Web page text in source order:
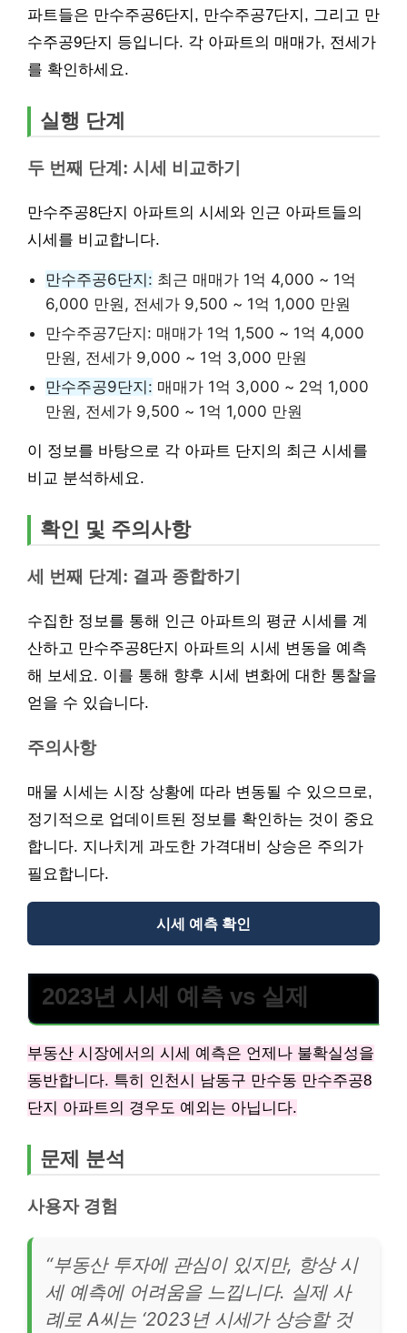
파트들은 만수주공6단지, 만수주공7단지, 그리고 만
수주공9단지 등입니다. 각 아파트의 매매가, 전세가
를 확인하세요.
실행 단계
두 번째 단계: 시세 비교하기
만수주공8단지 아파트의 시세와 인근 아파트들의
시세를 비교합니다.
만수주공6단지: 최근 매매가 1억 4,000 ~ 1억
6,000 만원, 전세가 9,500 ~ 1억 1,000 만원
만수주공7단지: 매매가 1억 1,500 ~ 1억 4,000
만원, 전세가 9,000 ~ 1억 3,000 만원
만수주공9단지: 매매가 1억 3,000 ~ 2억 1,000
만원, 전세가 9,500 ~ 1억 1,000 만원
이 정보를 바탕으로 각 아파트 단지의 최근 시세를
비교 분석하세요.
확인 및 주의사항
세 번째 단계: 결과 종합하기
수집한 정보를 통해 인근 아파트의 평균 시세를 계
산하고 만수주공8단지 아파트의 시세 변동을 예측
해 보세요. 이를 통해 향후 시세 변화에 대한 통찰을
얻을 수 있습니다.
주의사항
매물 시세는 시장 상황에 따라 변동될 수 있으므로,
정기적으로 업데이트된 정보를 확인하는 것이 중요
합니다. 지나치게 과도한 가격대비 상승은 주의가
필요합니다.
시세 예측 확인
2023년 시세 예측 vs 실제
부동산 시장에서의 시세 예측은 언제나 불확실성을
동반합니다. 특히 인천시 남동구 만수동 만수주공8
단지 아파트의 경우도 예외는 아닙니다.
문제 분석
사용자 경험
“부동산 투자에 관심이 있지만, 항상 시
세 예측에 어려움을 느낍니다. 실제 사
례로 A씨는 ‘2023년 시세가 상승할 것